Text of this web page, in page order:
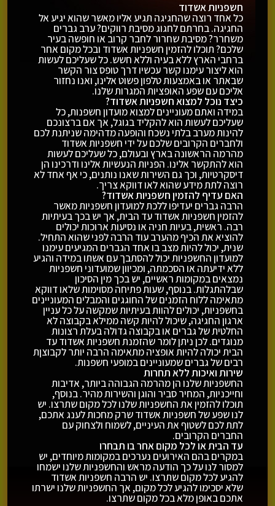
חשפניות אשדוד
כל אחד רוצה שהחגיגה תגיע אליו מאשר שהוא יגיע אל
החגיגה. בחרתם לחגוג מסיבת רווקים? ערב גברים
משחרר? מסיבת שחרור לחבר קרוב או חופשה בעיר
שלכם? תוכלו להזמין חשפניות אשדוד ובכל מקום אחר
ברחבי הארץ ללא בעיה וללא חשש. כל שעליכם לעשות
הוא ליצור עימנו קשר עכשיו דרך טופס צור הקשר
שבאתר או באמצעות טלפון פשוט אלינו, ואנו נחזור
אליכם עם שפע האופציות המגרות שלנו.
כיצד נוכל למצוא חשפניות אשדוד?
במידה ואתם מעוניינים למצוא מועדון חשפנות, כל
שעליכם לעשות הוא להקליד בגוגל, אך אם ברצונכם
להינות מערב בלתי נשכח והופעה מדהימה שניתנת לכם
ולחברים הקרובים שלכם על ידי חשפניות אשדוד
מהרמה הראשונה בארץ ובעולם, כל שעליכם לעשות
הוא להתקשר אלינו. הפניות הנעשיות אלינו ודרכינו הן
דיסקרטיות, וכך גם השירות שאנו נותנים, כי אף אחד לא
רוצה לתת מידע שהוא לאו דווקא צריך.
האם עדיף להזמין חשפניות אשדוד?
הרבה גברים יעדיפו ללכת למועדון חשפניות מאשר
להזמין חשפניות אשדוד עד הבית, אך יש בכך בעיתיות
רבה. ראשית, בעיות חניה או נסיעות ארוכות יכולים
להוציא את הכיף מהערב עוד הרבה לפני שהוא התחיל.
שנית, יכול להיות מצב בו אחד הגברים המגיעים עימנו
למועדון החשפניות יכול להסתבך עם אשתו במידה והגיע
ללא ידיעתה או הסכמתה, ומכיוון שמועדוני חשפניות
נמצאים במקומות ראשיים, יש בכך מין הסיכון
שבלהתגלות. בנוסף, שעות פתיחה מסוימות שלאו דווקא
מתאימה ללוח הזמנים של החוגגים והמבלים המעוניינים
בחשפניות, יכולים להוות בעיתיות שמקשה על כל עניין
ארגון החגיגה, שיכול להיות קשה ממילא בקבוצה לא
החלטית של גברים או בקבוצה גדולה בעלת רצונות
מנוגדים. לכן ניתן לומר שהזמנת חשפניות אשדוד עד
הבית יכולה להיות אופציה מתאימה הרבה יותר לקבוצןת
רבים של גברים שמעוניינים במופעי חשפנות.
שירות ואיכות ללא תחרות
החשפניות שלנו הן מהרמה הגבוהה ביותר, אדיבות
וחייכניות, המחיר סביר והוגן והשירות מהיר. בנוסף,
תוכלו להזמין את החשפניות שלנו לכל מקום שתרצו. יש
לנו שפע של חשפניות אשדוד שרק מחכות לענג אתכם,
לתת לכם לשטוף את העיניים, לשמוח ולצחוק עם
החברים הקרובים.
עד הבית או לכל מקום אחר בו תבחרו
במקרים בהם האירועים נערכים במקומות מיוחדים, יש
למסור לנו על כך הודעה מראש והחשפניות שלנו ישמחו
להגיע לכל מקום שתרצו. יש הרבה חשפניות אשדוד
שלא יסכימו להגיע לכל מקום, אך החשפניות שלנו ישרתו
אתכם באופן מלא בכל מקום שתרצו.